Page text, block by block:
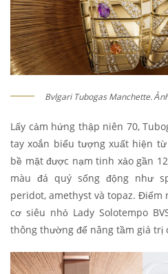
Bvlgari Tubogas Manchette.
Lấy cảm hứng thập niên 70,
tay xoắn biểu tượng xuất hiện
bề mặt được nạm tinh xảo gần
màu đá quý sống động như
peridot, amethyst và topaz.
cơ siêu nhỏ Lady Solotempo
thông thường để nâng tầm giá trị